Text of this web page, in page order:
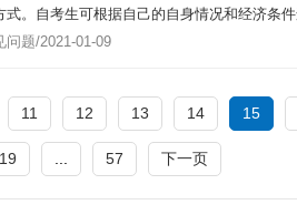
式。自考生可根据自己的自身情况和经济条
问题/2021-01-09
11 12 13 14 15
19 57 下一页